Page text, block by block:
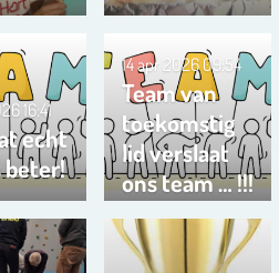
echt
beter!
16:41
Team van
toekomstig
lid verslaat
ons team … !!!
14 apr 2026 09:54